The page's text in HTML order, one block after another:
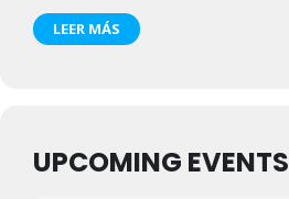
LEER MÁS
UPCOMING EVENTS